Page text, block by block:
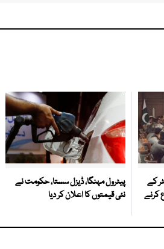
کے
کرنے
پیٹرول مہنگا، ڈیزل سستا، حکومت نے
نئی قیمتوں کا اعلان کر دیا